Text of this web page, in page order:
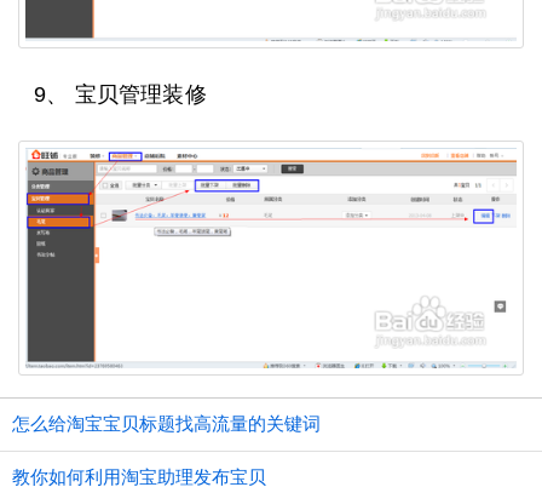
9、 宝贝管理装修
怎么给淘宝宝贝标题找高流量的关键词
教你如何利用淘宝助理发布宝贝